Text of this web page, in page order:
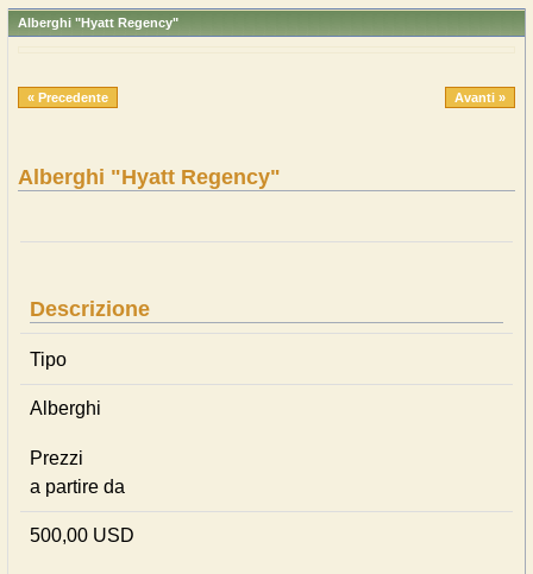
Alberghi "Hyatt Regency"
« Precedente Avanti »
Alberghi "Hyatt Regency"
Descrizione
Tipo
Alberghi
Prezzi
a partire da
500,00 USD